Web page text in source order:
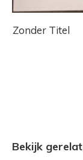
Zonder Titel
Bekijk